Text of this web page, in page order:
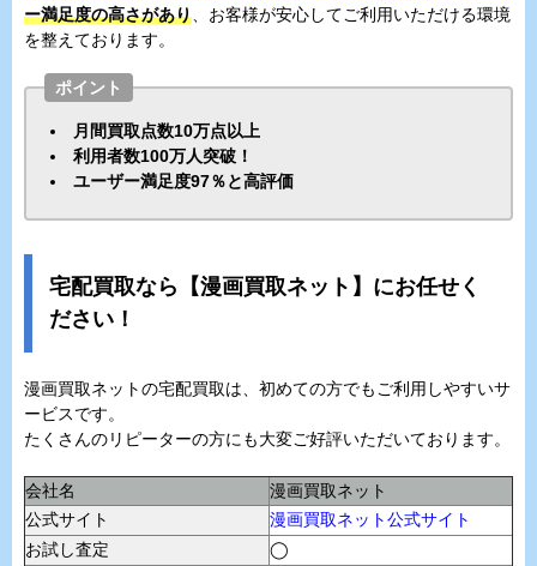
ー満足度の高さがあり 、お客様が安心してご利用いただける環境
を整えております。
ポイント
月間買取点数10万点以上
利用者数100万人突破！
ユーザー満足度97％と高評価
宅配買取なら【漫画買取ネット】にお任せく
ださい！
漫画買取ネットの宅配買取は、初めての方でもご利用しやすいサ
ービスです。
たくさんのリピーターの方にも大変ご好評いただいております。
会社名
漫画買取ネット
公式サイト
漫画買取ネット公式サイト
お試し査定
◯